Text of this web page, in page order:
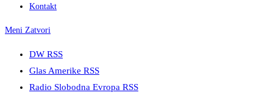
Kontakt
Meni Zatvori
DW RSS
Glas Amerike RSS
Radio Slobodna Evropa RSS